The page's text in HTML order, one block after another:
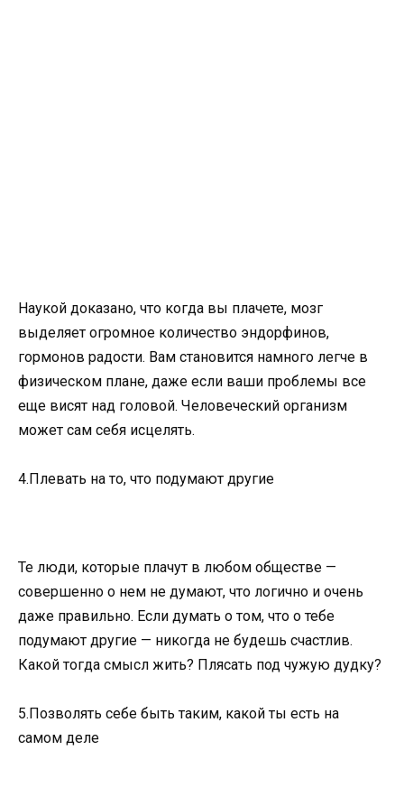
Наукой доказано, что когда вы плачете, мозг
выделяет огромное количество эндорфинов,
гормонов радости. Вам становится намного легче в
физическом плане, даже если ваши проблемы все
еще висят над головой. Человеческий организм
может сам себя исцелять.
4.Плевать на то, что подумают другие
Те люди, которые плачут в любом обществе —
совершенно о нем не думают, что логично и очень
даже правильно. Если думать о том, что о тебе
подумают другие — никогда не будешь счастлив.
Какой тогда смысл жить? Плясать под чужую дудку?
5.Позволять себе быть таким, какой ты есть на
самом деле